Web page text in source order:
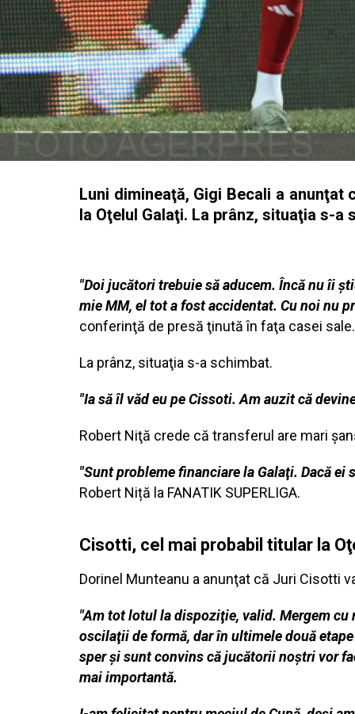
Luni dimineaţă, Gigi Becali a
la Oţelul Galaţi. La prânz, situaţia s-
"Doi jucători trebuie să aducem. Încă nu îi
mie MM, el tot a fost accidentat. Cu noi nu
conferinţă de presă ţinută în faţa casei
La prânz, situaţia s-a schimbat.
"Ia să îl văd eu pe Cissoti. Am auzit că
Robert Niţă crede că transferul are mari
"Sunt probleme financiare la Galaţi. Dacă
Robert Niță la FANATIK SUPERLIGA.
Cisotti, cel mai probabil titular la
Dorinel Munteanu a anunţat că Juri Cisotti
"Am tot lotul la dispoziţie, valid. Mergem cu
oscilaţii de formă, dar în ultimele două
sper şi sunt convins că jucătorii noştri vor
mai importantă.